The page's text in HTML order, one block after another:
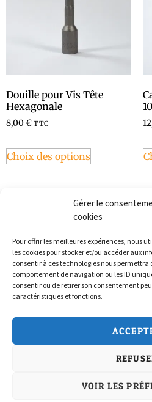
Gérer le
cookies
Pour offrir les meilleures expériences, nous
les cookies pour stocker et/ou accéder aux
consentir à ces technologies nous permettra
comportement de navigation ou les ID
consentir ou de retirer son consentement
caractéristiques et fonctions.
VOIR LES
Douille pour Vis Tête
Hexagonale
8,00€ TTC
Choix des options
Politique de
Conditions
Politique de
Nous